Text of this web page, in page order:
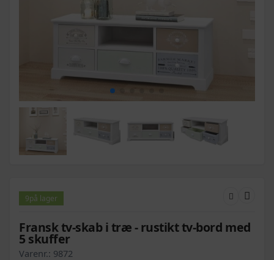
9på lager
Fransk tv-skab i træ - rustikt tv-bord med
5 skuffer
Varenr.: 9872